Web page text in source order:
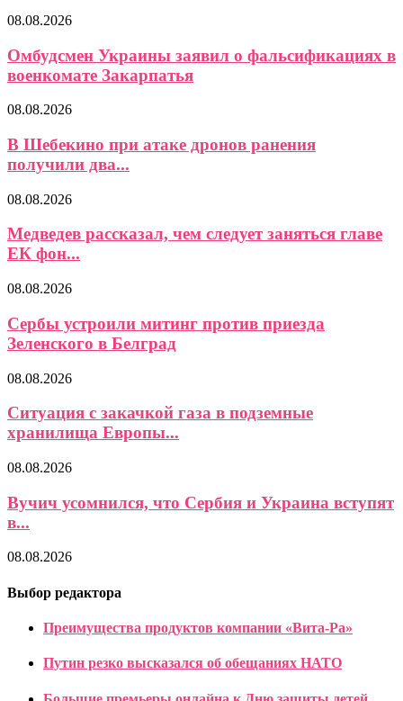
08.08.2026
Омбудсмен Украины заявил о фальсификациях в
военкомате Закарпатья
08.08.2026
В Шебекино при атаке дронов ранения
получили два...
08.08.2026
Медведев рассказал, чем следует заняться главе
ЕК фон...
08.08.2026
Сербы устроили митинг против приезда
Зеленского в Белград
08.08.2026
Ситуация с закачкой газа в подземные
хранилища Европы...
08.08.2026
Вучич усомнился, что Сербия и Украина вступят
в...
08.08.2026
Выбор редактора
Преимущества продуктов компании «Вита-Ра»
Путин резко высказался об обещаниях НАТО